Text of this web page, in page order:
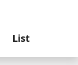
List